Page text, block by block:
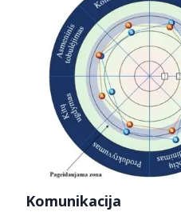
Komunikacija